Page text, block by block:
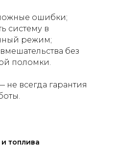
ошибки;
систему в
режим;
без
поломки.
всегда гарантия
топлива